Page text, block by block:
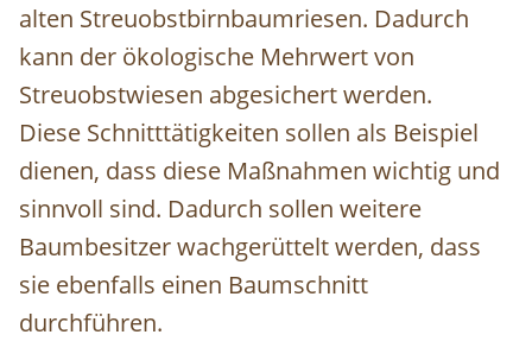
alten Streuobstbirnbaumriesen. Dadurch
kann der ökologische Mehrwert von
Streuobstwiesen abgesichert werden.
Diese Schnitttätigkeiten sollen als Beispiel
dienen, dass diese Maßnahmen wichtig und
sinnvoll sind. Dadurch sollen weitere
Baumbesitzer wachgerüttelt werden, dass
sie ebenfalls einen Baumschnitt
durchführen.